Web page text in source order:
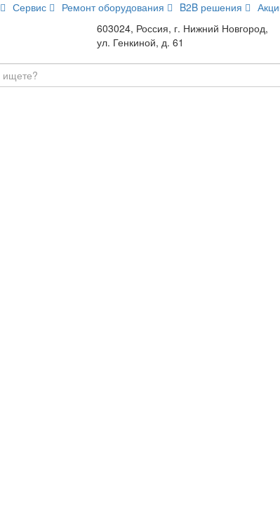
Сервис Ремонт оборудования B2B решения
603024, Россия, г. Нижний Новгород,
ул. Генкиной, д. 61